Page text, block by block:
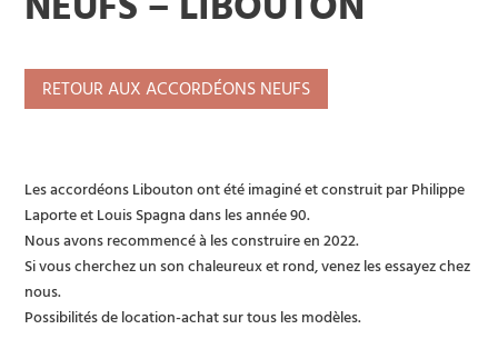
RETOUR AUX ACCORDÉONS NEUFS
Les accordéons Libouton ont été imaginé et construit par Philippe
Laporte et Louis Spagna dans les année 90.
Nous avons recommencé à les construire en 2022.
Si vous cherchez un son chaleureux et rond, venez les essayez chez
nous.
Possibilités de location-achat sur tous les modèles.